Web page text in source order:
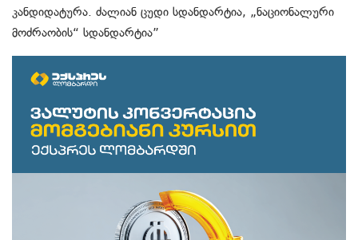
კანდიდატურა. ძალიან ცუდი სდანდარტია, „ნაციონალური
მოძრაობის“ სდანდარტია”